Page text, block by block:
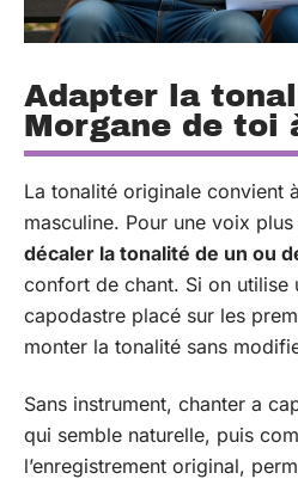
Adapter la
Morgane de toi
La tonalité originale convient
masculine. Pour une voix
décaler la tonalité de un ou
confort de chant. Si on utilise
capodastre placé sur les
monter la tonalité sans
Sans instrument, chanter a
qui semble naturelle, puis
l’enregistrement original,